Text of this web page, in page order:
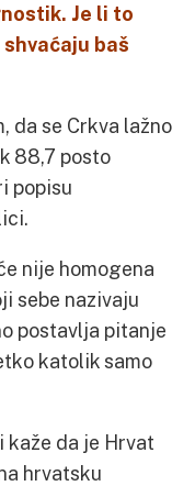
Je li to
baš
da se Crkva lažno
88,7 posto
popisu
nije homogena
sebe nazivaju
postavlja pitanje
katolik samo
kaže da je Hrvat
hrvatsku